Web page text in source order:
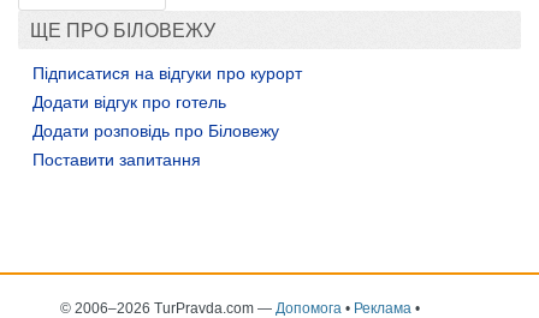
ЩЕ ПРО БІЛОВЕЖУ
Підписатися на відгуки про курорт
Додати відгук про готель
Додати розповідь про Біловежу
Поставити запитання
© 2006–2026 TurPravda.com — Допомога • Реклама •